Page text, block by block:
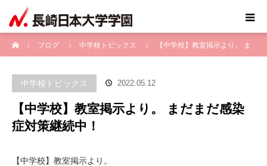
ブログ
中学校トピックス 【中学校】教室掲示より。 ま
中学校トピックス 2022.05.12
【中学校】教室掲示より。 まだまだ感染
症対策継続中！
【中学校】教室掲示より。